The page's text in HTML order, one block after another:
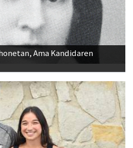
Ama Kandidaren